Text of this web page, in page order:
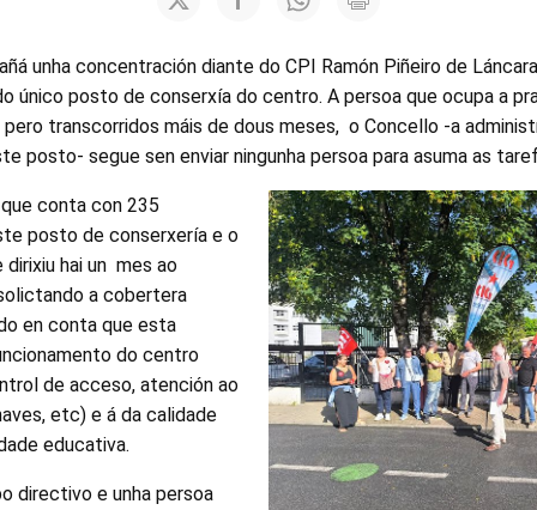
unha concentración diante do CPI Ramón Piñeiro de
único posto de conserxía do centro. A persoa que ocupa a
transcorridos máis de dous meses, o Concello -a
posto- segue sen enviar ningunha persoa para asuma as
conta con 235
posto de conserxería e o
hai un mes ao
a cobertera
en conta que esta
do centro
de acceso, atención ao
etc) e á da calidade
educativa.
directivo e unha persoa